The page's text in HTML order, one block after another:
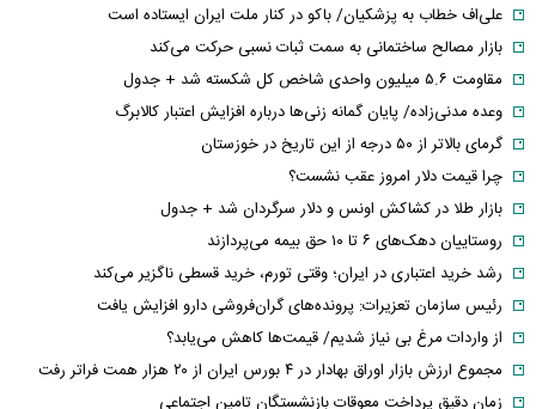
علی‌اف خطاب به پزشکیان/ باکو در کنار ملت ایران ایستاده است
بازار مصالح ساختمانی به سمت ثبات نسبی حرکت می‌کند
مقاومت ۵.۶ میلیون واحدی شاخص کل شکسته شد + جدول
وعده مدنی‌زاده/ پایان گمانه زنی‌ها درباره افزایش اعتبار کالابرگ
گرمای بالاتر از ۵۰ درجه از این تاریخ در خوزستان
چرا قیمت دلار امروز عقب نشست؟
بازار طلا در کشاکش اونس و دلار سرگردان شد + جدول
روستاییان دهک‌های ۶ تا ۱۰ حق بیمه می‌پردازند
رشد خرید اعتباری در ایران؛ وقتی تورم، خرید قسطی ناگزیر می‌کند
رئیس سازمان تعزیرات: پرونده‌های گران‌فروشی دارو افزایش یافت
از واردات مرغ بی نیاز شدیم/ قیمت‌ها کاهش می‌یابد؟
مجموع ارزش بازار اوراق بهادار در ۴ بورس ایران از ۲۰ هزار همت فراتر رفت
زمان دقیق پرداخت معوقات بازنشستگان تامین اجتماعی